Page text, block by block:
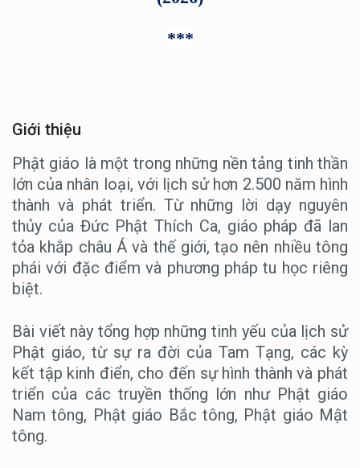
***
Giới thiệu
Phật giáo là một trong những nền tảng tinh thần
lớn của nhân loại, với lịch sử hơn 2.500 năm hình
thành và phát triển. Từ những lời dạy nguyên
thủy của Đức Phật Thích Ca, giáo pháp đã lan
tỏa khắp châu Á và thế giới, tạo nên nhiều tông
phái với đặc điểm và phương pháp tu học riêng
biệt.
Bài viết này tổng hợp những tinh yếu của lịch sử
Phật giáo, từ sự ra đời của Tam Tạng, các kỳ
kết tập kinh điển, cho đến sự hình thành và phát
triển của các truyền thống lớn như Phật giáo
Nam tông, Phật giáo Bắc tông, Phật giáo Mật
tông.